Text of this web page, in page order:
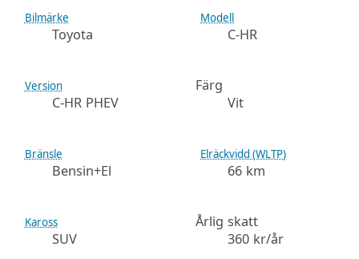
Bilmärke
Toyota
Modell
C-HR
Version
C-HR PHEV
Färg
Vit
Bränsle
Bensin+El
Elräckvidd (WLTP)
66 km
Kaross
SUV
Årlig skatt
360 kr/år